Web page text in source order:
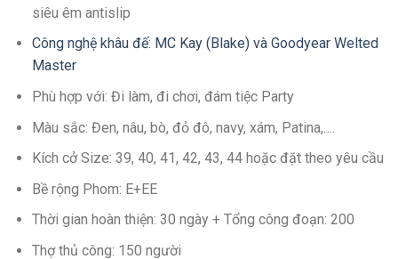
siêu êm antislip
Công nghệ khâu đế: MC Kay (Blake) và Goodyear Welted
Master
Phù hợp với: Đi làm, đi chơi, đám tiệc Party
Màu sắc: Đen, nâu, bò, đỏ đô, navy, xám, Patina,….
Kích cở Size: 39, 40, 41, 42, 43, 44 hoặc đặt theo yêu cầu
Bề rộng Phom: E+EE
Thời gian hoàn thiện: 30 ngày + Tổng công đoạn: 200
Thợ thủ công: 150 người